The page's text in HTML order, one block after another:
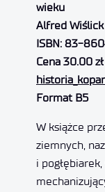
wieku
Alfred Wiślick
ISBN: 83-
Cena 30.00 zł
Format B5
W książce
ziemnych,
i